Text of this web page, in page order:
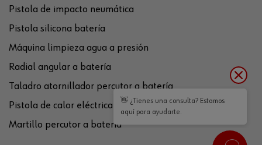
Pistola de impacto neumática
Pistola silicona batería
Máquina limpieza agua a presión
Radial angular a batería
Taladro atornillador percutor a batería
Pistola de calor eléctrica
Martillo percutor a batería
👋 ¿Tienes una consulta? Estamos
aquí para ayudarte.